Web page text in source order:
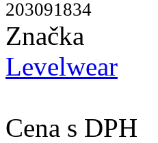
203091834
Značka
Levelwear
Cena s DPH